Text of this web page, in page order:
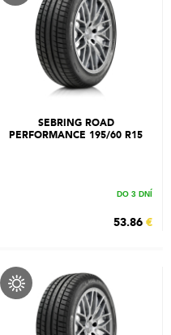
SEBRING ROAD
PERFORMANCE 195/60 R15
DO 3 DNÍ
53.86 €